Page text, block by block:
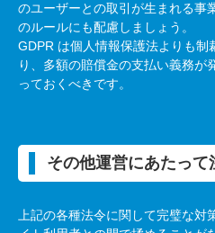
のユーザーとの取引が生まれる事
のルールにも配慮しましょう。
GDPR は個人情報保護法よりも制
り、多額の賠償金の支払い義務が
っておくべきです。
その他運営にあたって
上記の各種法令に関して完璧な対